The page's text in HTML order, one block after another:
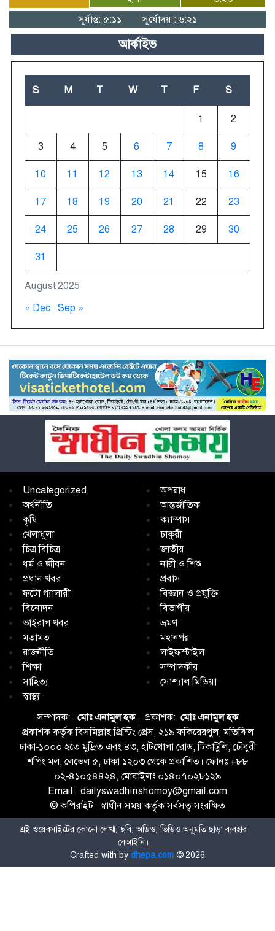
সূর্যাস্ত: ৫:১১
সূর্যোদয় : ৬:২১
আর্কাইভ
August 2025
S M T W T F S
1 2
3 4 5 6 7 8 9
10 11 12 13 14 15 16
17 18 19 20 21 22 23
24 25 26 27 28 29 30
31
« Dec Sep »
Uncategorized
অপরাধ
অর্থনীতি
আন্তর্জাতিক
কৃষি
ক্যাম্পাস
খেলাধুলা
চাকুরী
চিত্র বিচিত্র
জাতীয়
ধর্ম ও জীবন
নারী ও শিশু
প্রধান খবর
প্রবাস
ফটো গ্যালারী
বিজ্ঞান ও প্রযুক্তি
বিনোদন
বিভাগীয়
ভাইরাল খবর
ভ্রমণ
মতামত
মহানগর
রাজনীতি
লাইফস্টাইল
শিক্ষা
সম্পাদকীয়
সাহিত্য
সোশ্যাল মিডিয়া
স্বাস্থ্য
সম্পাদক: মোঃ এনামুল হক, প্রকাশক: মোঃ এনামুল হক
প্রকাশক কর্তৃক বিসমিল্লাহ প্রিন্টিং প্রেস, ২১৯ ফকিরেরপুল, মতিঝিল
ঢাকা-১০০০ হতে মুদ্রিত এবং ৪৩, হাটখোলা রোড, টিকাটুলি, চৌধুরী
শপিং মল, লেভেল ৫, ঢাকা ১২০৩ থেকে প্রকাশিত। ফোনঃ +৮৮
০২-৪১০৫৪৪২৪, মোবাইলঃ ০১৪০৭০২৮১২৯
Email : dailyswadhinshomoy@gmail.com
© কপিরাইট। স্বাধীন সময় কর্তৃক সর্বসত্ব সংরক্ষিত
এই ওয়েবসাইটের কোনো লেখা, ছবি, অডিও, ভিডিও অনুমতি ছাড়া ব্যবহার
বেআইনি।
Crafted with by dhepa.com ©2026